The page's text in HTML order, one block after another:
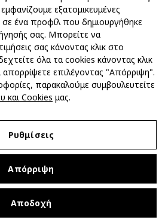
εξατομικευμένες
σε ένα προφίλ που δημιουργήθηκε
σας. Μπορείτε να
σας κάνοντας κλικ στο
όλα τα cookies κάνοντας κλικ
επιλέγοντας "Απόρριψη".
παρακαλούμε συμβουλευτείτε
και Cookies μας.
Ρυθμίσεις
Απόρριψη
Αποδοχή
Ειδοποίηση
Απορρήτου και Cookies
Προϋποθέσεις Αγοράς
Ρυθμίσεις